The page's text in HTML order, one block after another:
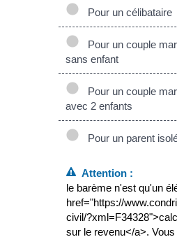
Pour un célibataire
Pour un couple
sans enfant
Pour un couple
avec 2 enfants
Pour un parent
Attention :
le barème n'est qu'un
href="https://
civil/
sur le revenu</a>.